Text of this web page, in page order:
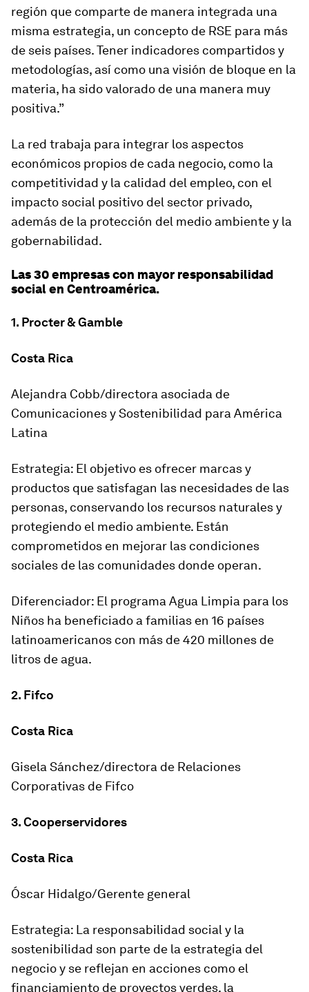
región que comparte de manera integrada una
misma estrategia, un concepto de RSE para más
de seis países. Tener indicadores compartidos y
metodologías, así como una visión de bloque en la
materia, ha sido valorado de una manera muy
positiva.”
La red trabaja para integrar los aspectos
económicos propios de cada negocio, como la
competitividad y la calidad del empleo, con el
impacto social positivo del sector privado,
además de la protección del medio ambiente y la
gobernabilidad.
Las 30 empresas con mayor responsabilidad
social en Centroamérica.
1. Procter & Gamble
Costa Rica
Alejandra Cobb/directora asociada de
Comunicaciones y Sostenibilidad para América
Latina
Estrategia: El objetivo es ofrecer marcas y
productos que satisfagan las necesidades de las
personas, conservando los recursos naturales y
protegiendo el medio ambiente. Están
comprometidos en mejorar las condiciones
sociales de las comunidades donde operan.
Diferenciador: El programa Agua Limpia para los
Niños ha beneficiado a familias en 16 países
latinoamericanos con más de 420 millones de
litros de agua.
2. Fifco
Costa Rica
Gisela Sánchez/directora de Relaciones
Corporativas de Fifco
3. Cooperservidores
Costa Rica
Óscar Hidalgo/Gerente general
Estrategia: La responsabilidad social y la
sostenibilidad son parte de la estrategia del
negocio y se reflejan en acciones como el
financiamiento de proyectos verdes, la